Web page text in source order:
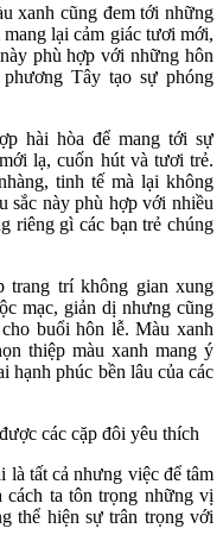
xanh cũng đem tới những
lại cảm giác tươi mới,
phù hợp với những hôn
Tây tạo sự phóng
hài hòa để mang tới sự
lạ, cuốn hút và tươi trẻ.
tinh tế mà lại không
sắc này phù hợp với nhiều
riêng gì các bạn trẻ chúng
trang trí không gian xung
mạc, giản dị nhưng cũng
buổi hôn lễ. Màu xanh
thiệp màu xanh mang ý
hạnh phúc bền lâu của các
các cặp đôi yêu thích
là tất cả nhưng việc để tâm
ta tôn trọng những vị
thể hiện sự trân trọng với